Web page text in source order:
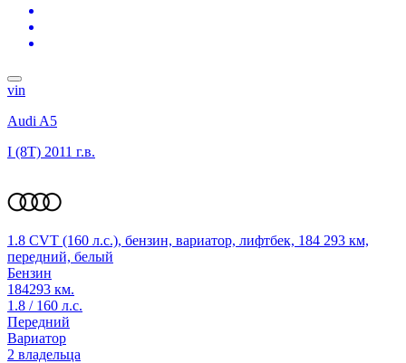
vin
Audi A5
I (8T) 2011 г.в.
1.8 CVT (160 л.с.), бензин, вариатор, лифтбек, 184 293 км,
передний, белый
Бензин
184293 км.
1.8 / 160 л.с.
Передний
Вариатор
2 владельца